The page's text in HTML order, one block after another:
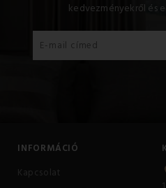
kedvezményekről és
INFORMÁCIÓ
Kapcsolat